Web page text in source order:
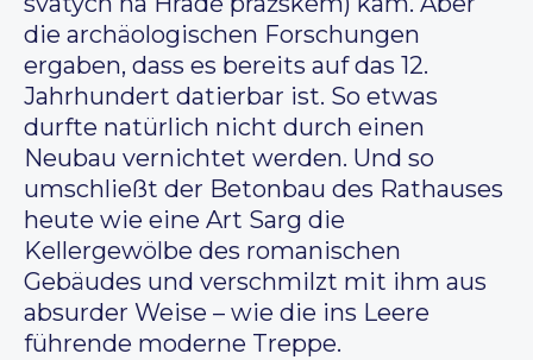
die archäologischen Forschungen
ergaben, dass es bereits auf das 12.
Jahrhundert datierbar ist. So etwas
durfte natürlich nicht durch einen
Neubau vernichtet werden. Und so
umschließt der Betonbau des Rathauses
heute wie eine Art Sarg die
Kellergewölbe des romanischen
Gebäudes und verschmilzt mit ihm aus
absurder Weise – wie die ins Leere
führende moderne Treppe.